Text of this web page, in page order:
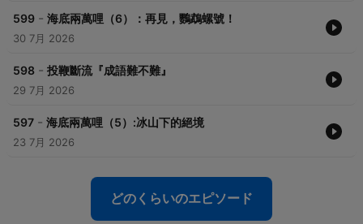
☀️來粉絲專頁與島民同樂
https://www.facebook.com/pm1200story
🏝一起在透中島蓋兒童樂園
https://p.ecpay.com.tw/B48F0FB
Powered byFirstory Hosting
599 - 海底兩萬哩（6）：再見，鸚鵡螺號！
30 7月 2026
598 - 投鞭斷流『成語難不難』
29 7月 2026
597 - 海底兩萬哩（5）:冰山下的絕境
23 7月 2026
どのくらいのエピソード